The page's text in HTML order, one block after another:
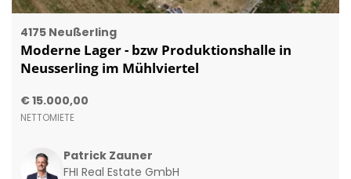
4175 Neußerling
Moderne Lager - bzw Produktionshalle in
Neusserling im Mühlviertel
€ 15.000,00
NETTOMIETE
Patrick Zauner
FHI Real Estate GmbH